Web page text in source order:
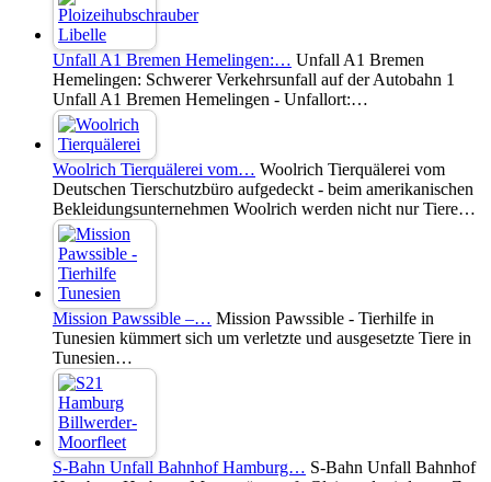
Unfall A1 Bremen Hemelingen:… Unfall A1 Bremen
Hemelingen: Schwerer Verkehrsunfall auf der Autobahn 1
Unfall A1 Bremen Hemelingen - Unfallort:…
Woolrich Tierquälerei vom… Woolrich Tierquälerei vom
Deutschen Tierschutzbüro aufgedeckt - beim amerikanischen
Bekleidungsunternehmen Woolrich werden nicht nur Tiere…
Mission Pawssible –… Mission Pawssible - Tierhilfe in
Tunesien kümmert sich um verletzte und ausgesetzte Tiere in
Tunesien…
S-Bahn Unfall Bahnhof Hamburg… S-Bahn Unfall Bahnhof